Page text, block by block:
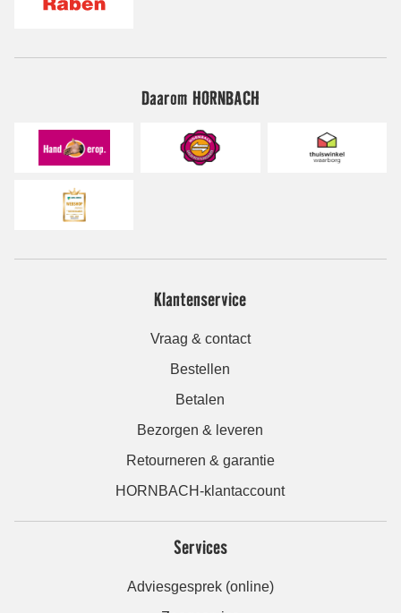
Daarom HORNBACH
Klantenservice
Vraag & contact
Bestellen
Betalen
Bezorgen & leveren
Retourneren & garantie
HORNBACH-klantaccount
Services
Adviesgesprek (online)